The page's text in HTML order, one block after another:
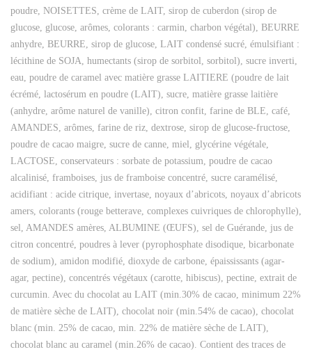
poudre, NOISETTES, crème de LAIT, sirop de cuberdon (sirop de
glucose, glucose, arômes, colorants : carmin, charbon végétal), BEURRE
anhydre, BEURRE, sirop de glucose, LAIT condensé sucré, émulsifiant :
lécithine de SOJA, humectants (sirop de sorbitol, sorbitol), sucre inverti,
eau, poudre de caramel avec matière grasse LAITIERE (poudre de lait
écrémé, lactosérum en poudre (LAIT), sucre, matière grasse laitière
(anhydre, arôme naturel de vanille), citron confit, farine de BLE, café,
AMANDES, arômes, farine de riz, dextrose, sirop de glucose-fructose,
poudre de cacao maigre, sucre de canne, miel, glycérine végétale,
LACTOSE, conservateurs : sorbate de potassium, poudre de cacao
alcalinisé, framboises, jus de framboise concentré, sucre caramélisé,
acidifiant : acide citrique, invertase, noyaux d’abricots, noyaux d’abricots
amers, colorants (rouge betterave, complexes cuivriques de chlorophylle),
sel, AMANDES amères, ALBUMINE (ŒUFS), sel de Guérande, jus de
citron concentré, poudres à lever (pyrophosphate disodique, bicarbonate
de sodium), amidon modifié, dioxyde de carbone, épaississants (agar-
agar, pectine), concentrés végétaux (carotte, hibiscus), pectine, extrait de
curcumin. Avec du chocolat au LAIT (min.30% de cacao, minimum 22%
de matière sèche de LAIT), chocolat noir (min.54% de cacao), chocolat
blanc (min. 25% de cacao, min. 22% de matière sèche de LAIT),
chocolat blanc au caramel (min.26% de cacao). Contient des traces de